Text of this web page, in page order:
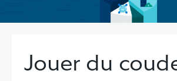
Jouer du